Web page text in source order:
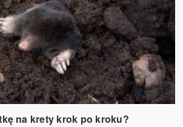
na krety krok po kroku?